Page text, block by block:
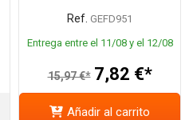
Ref. GEFD951
Entrega entre el 11/08 y el 12/08
15,97 €* 7,82 €*
Añadir al carrito